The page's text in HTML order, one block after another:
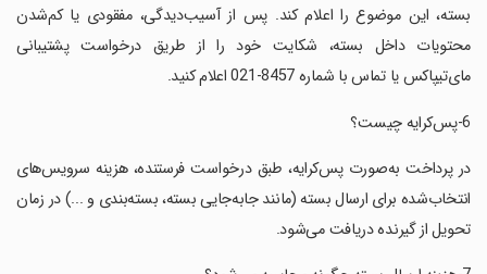
بسته، این موضوع را اعلام کند. پس از آسیب‌دیدگی، مفقودی یا کم‌شدن
محتویات داخل بسته، شکایت خود را از طریق درخواست پشتیبانی
مای‌تیپاکس یا تماس با شماره 8457-021 اعلام کنید.
‏‏در پرداخت به‌صورت پس‌کرایه، طبق درخواست فرستنده، هزینه سرویس‌های
انتخاب‌شده برای ارسال بسته (مانند جابه‌جایی بسته، بسته‌بندی و ...) در زمان
تحویل از گیرنده دریافت می‌شود.